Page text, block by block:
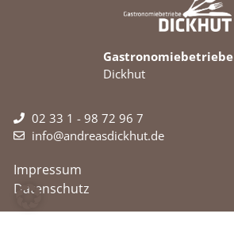
Gastronomiebetriebe
Dickhut
02 33 1 - 98 72 96 7
info@andreasdickhut.de
Impressum
Datenschutz